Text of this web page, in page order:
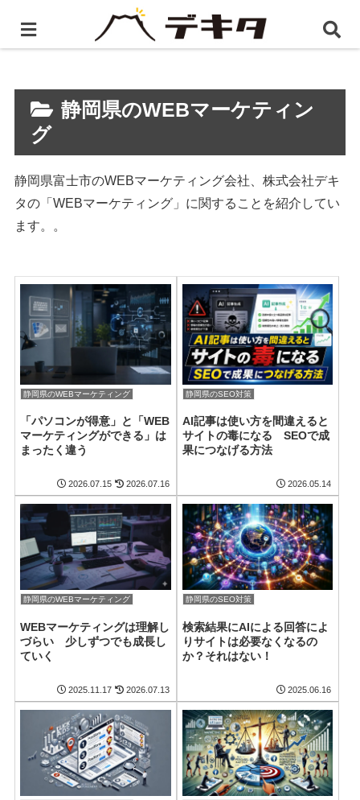
ホーム 静岡県のWEBマーケティング
静岡県のWEBマーケティン
グ
静岡県富士市のWEBマーケティング会社、株式会社デキ
タの「WEBマーケティング」に関することを紹介してい
ます。。
静岡県のWEBマーケティング
「パソコンが得意」と「WEB
マーケティングができる」は
まったく違う
2026.07.15 2026.07.16
静岡県のSEO対策
AI記事は使い方を間違えると
サイトの毒になる SEOで成
果につなげる方法
2026.05.14
静岡県のWEBマーケティング
WEBマーケティングは理解し
づらい 少しずつでも成長し
ていく
2025.11.17 2026.07.13
静岡県のSEO対策
検索結果にAIによる回答によ
りサイトは必要なくなるの
か？それはない！
2025.06.16